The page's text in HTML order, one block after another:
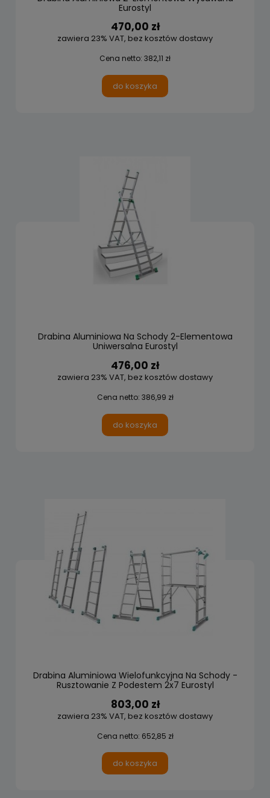
Eurostyl
470,00 zł
zawiera 23% VAT, bez kosztów dostawy
Cena netto: 382,11 zł
do koszyka
Drabina Aluminiowa Na Schody 2-Elementowa
Uniwersalna Eurostyl
476,00 zł
zawiera 23% VAT, bez kosztów dostawy
Cena netto: 386,99 zł
do koszyka
Drabina Aluminiowa Wielofunkcyjna Na Schody -
Rusztowanie Z Podestem 2x7 Eurostyl
803,00 zł
zawiera 23% VAT, bez kosztów dostawy
Cena netto: 652,85 zł
do koszyka